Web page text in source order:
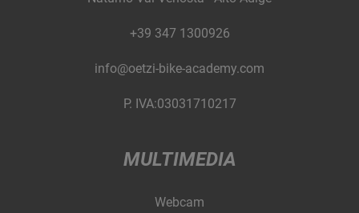
+39 347 1300926
info@oetzi-bike-academy.com
P. IVA:03031710217
MULTIMEDIA
Webcam